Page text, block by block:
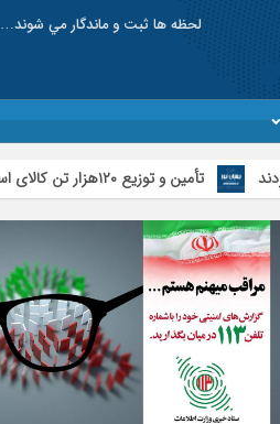
لحظه ها ثبت و ماندگار مي شوند…
تأمین و توزیع ۱۲۰هزار تن کالای اساسی در استان اردبیل/ خط دوم ایکس‌ری گمرک بیله‌سوار با تجهیزات مدرن عملیاتی خواهد شد